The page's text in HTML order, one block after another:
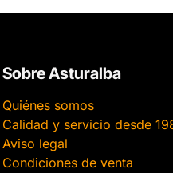
Sobre Asturalba
Quiénes somos
Calidad y servicio desde
Aviso legal
Condiciones de venta